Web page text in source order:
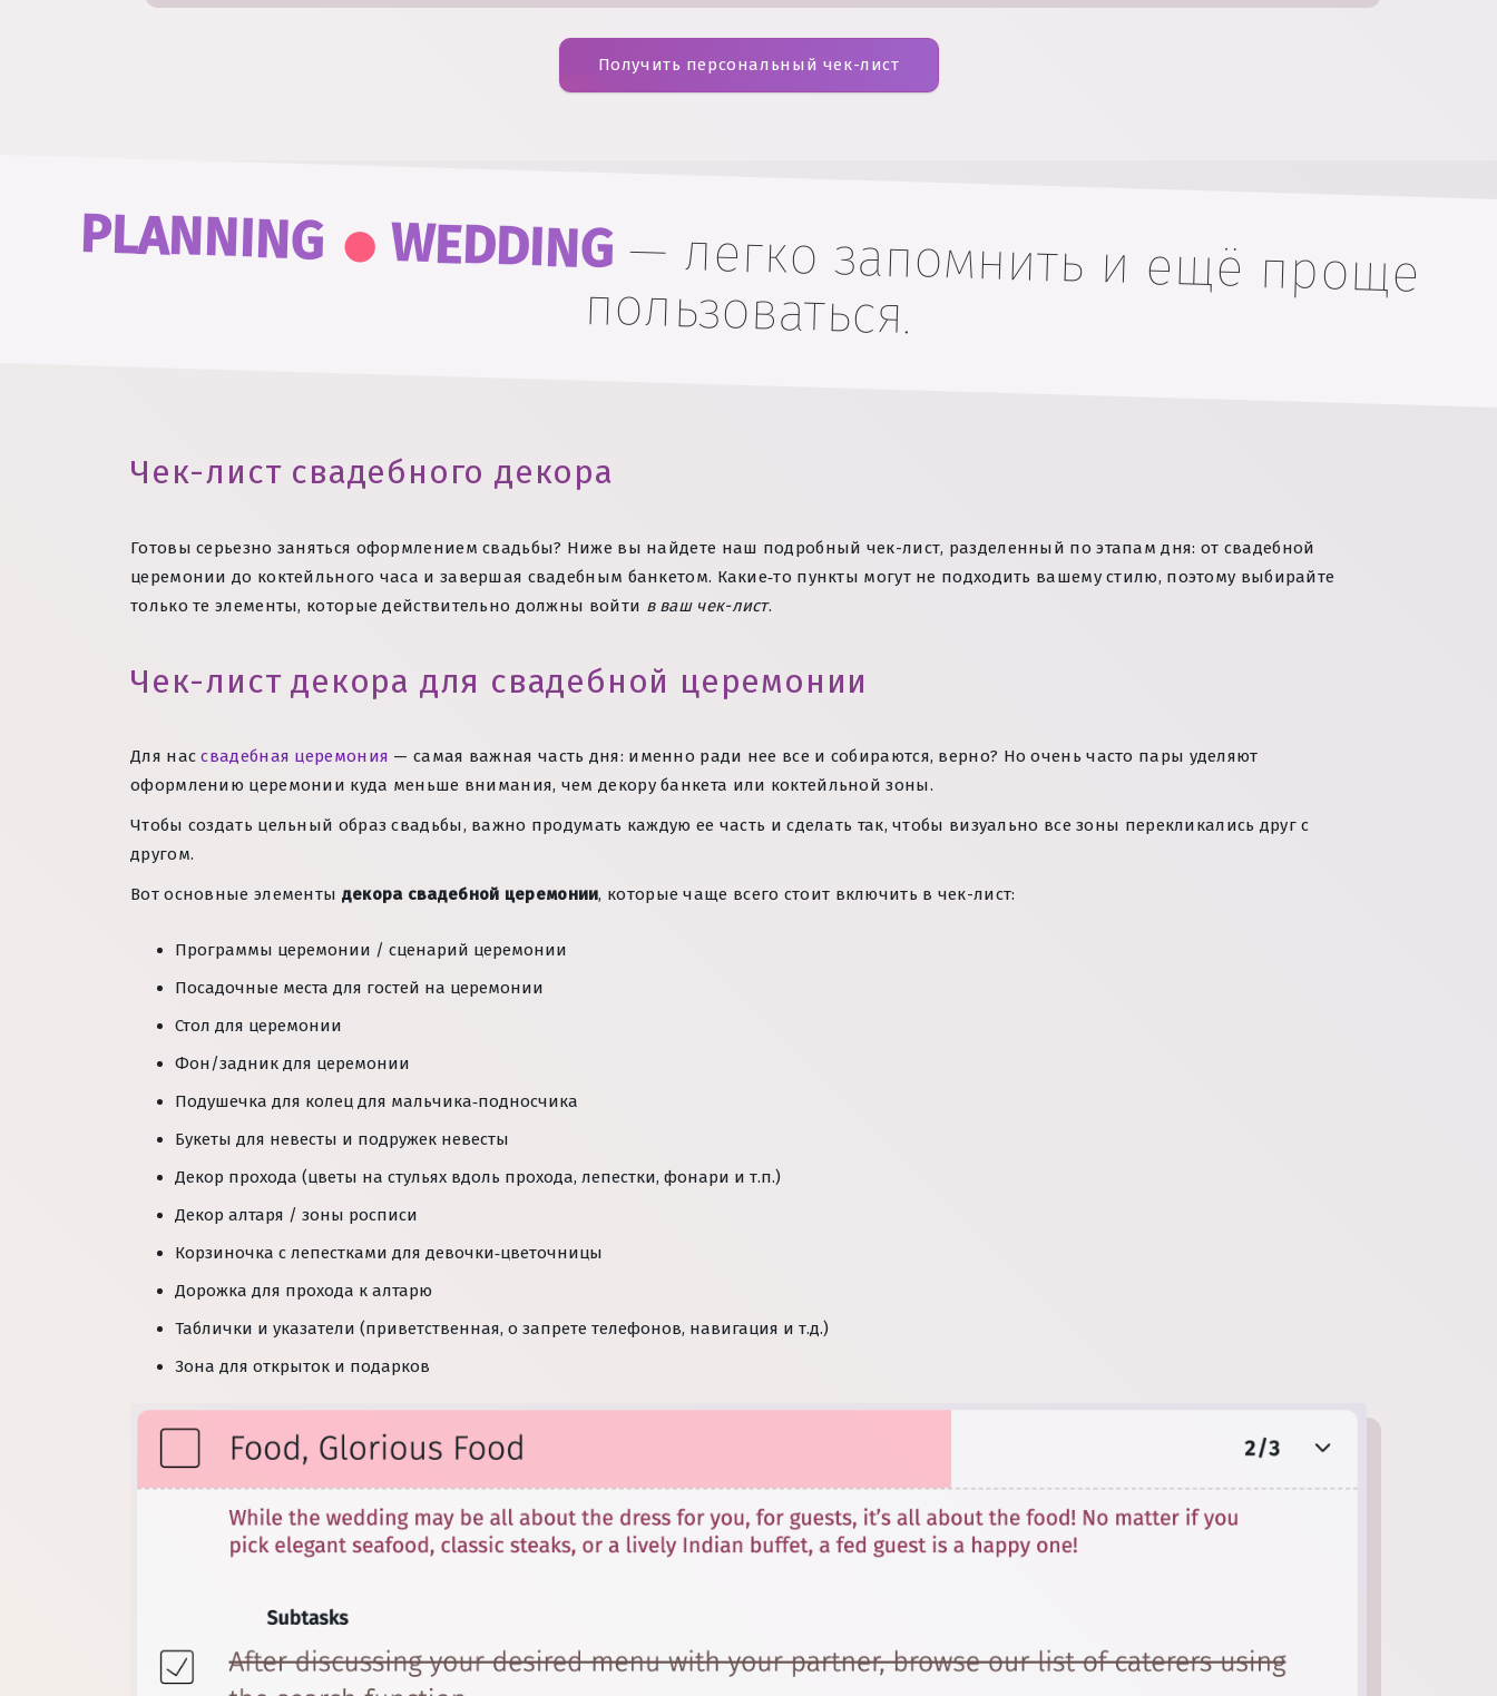
Получить персональный чек-лист
PLANNING . WEDDING— легко запомнить и ещё проще
пользоваться.
Чек-лист свадебного декора
Готовы серьезно заняться оформлением свадьбы? Ниже вы найдете наш подробный чек-лист, разделенный по этапам дня: от свадебной
церемонии до коктейльного часа и завершая свадебным банкетом. Какие‑то пункты могут не подходить вашему стилю, поэтому выбирайте
только те элементы, которые действительно должны войти в ваш чек-лист.
Чек-лист декора для свадебной церемонии
Для нассвадебная церемония — самая важная часть дня: именно ради нее все и собираются, верно? Но очень часто пары уделяют
оформлению церемонии куда меньше внимания, чем декору банкета или коктейльной зоны.
Чтобы создать цельный образ свадьбы, важно продумать каждую ее часть и сделать так, чтобы визуально все зоны перекликались друг с
другом.
Вот основные элементы декора свадебной церемонии, которые чаще всего стоит включить в чек-лист:
Программы церемонии / сценарий церемонии
Посадочные места для гостей на церемонии
Стол для церемонии
Фон/задник для церемонии
Подушечка для колец для мальчика‑подносчика
Букеты для невесты и подружек невесты
Декор прохода (цветы на стульях вдоль прохода, лепестки, фонари и т.п.)
Декор алтаря / зоны росписи
Корзиночка с лепестками для девочки‑цветочницы
Дорожка для прохода к алтарю
Таблички и указатели (приветственная, о запрете телефонов, навигация и т.д.)
Зона для открыток и подарков